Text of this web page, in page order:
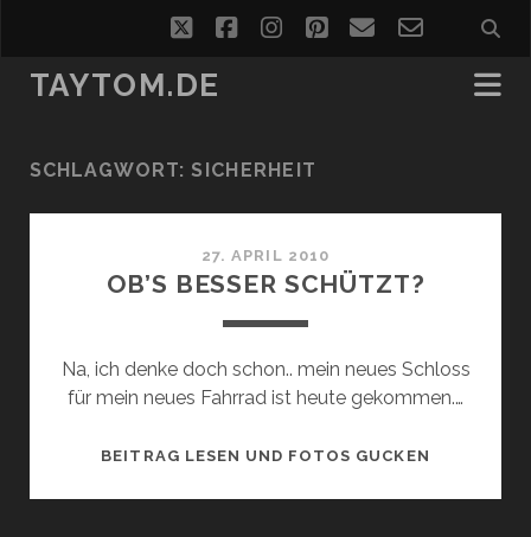
twitterfacebookinstagram
pinterest
emailemail-
form
TAYTOM.DE
SCHLAGWORT:SICHERHEIT
27. APRIL 2010
OB’S BESSER SCHÜTZT?
Na, ich denke doch schon.. mein neues Schloss
für mein neues Fahrrad ist heute gekommen.…
BEITRAG LESEN UND FOTOS GUCKEN